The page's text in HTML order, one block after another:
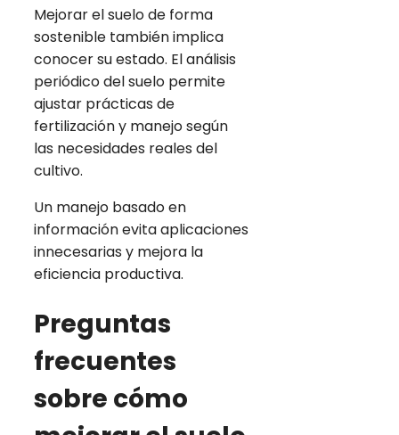
Mejorar el suelo de forma
sostenible también implica
conocer su estado. El análisis
periódico del suelo permite
ajustar prácticas de
fertilización y manejo según
las necesidades reales del
cultivo.
Un manejo basado en
información evita aplicaciones
innecesarias y mejora la
eficiencia productiva.
Preguntas
frecuentes
sobre cómo